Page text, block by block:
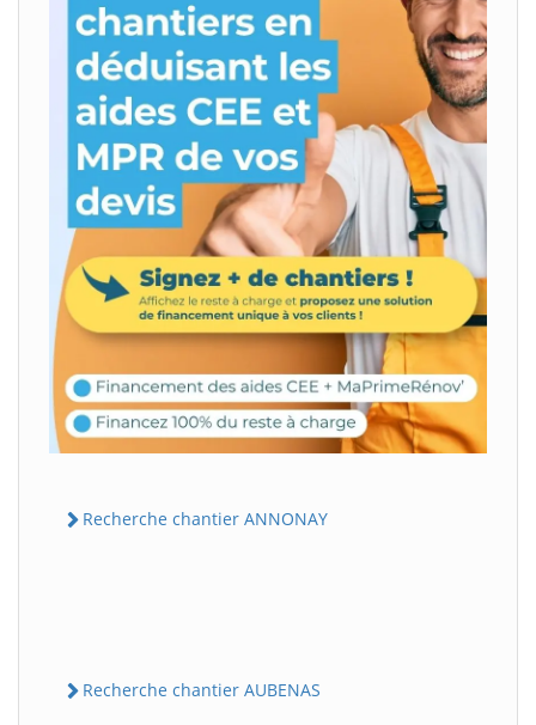
Recherche chantier ANNONAY
Recherche chantier AUBENAS